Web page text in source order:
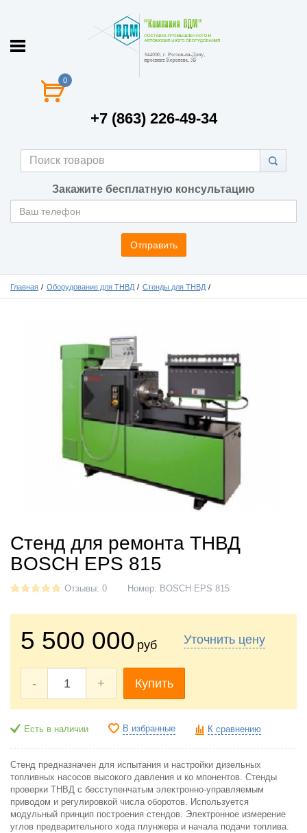
0
+7 (863) 226-49-34
Закажите бесплатную консультацию
Отправить
Главная Оборудование для ТНВД Стенды для ТНВД
Стенд для ремонта ТНВД
BOSCH EPS 815
Отзывы: 0 Номер: BOSCH EPS 815
5 500 000 руб
- + Купить
Уточнить цену
Есть в наличии В избранные К сравнению
Стенд предназначен для испытания и настройки дизельных
топливных насосов высокого давления и ко мпонентов. Стенды
проверки ТНВД с бесступенчатым электронно-управляемым
приводом и регулировкой числа оборотов. Используется
модульный принцип построения стендов. Электронное измерение
углов предварительного хода плунжера и начала подачи топлива.